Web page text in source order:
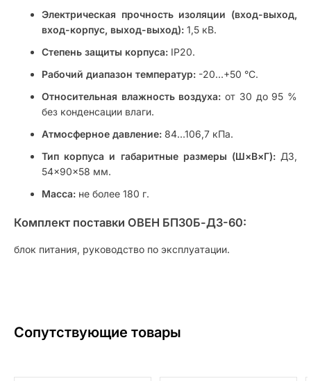
Электрическая прочность изоляции (вход-выход,
вход-корпус, выход-выход): 1,5 кВ.
Степень защиты корпуса: IP20.
Рабочий диапазон температур: -20…+50 °C.
Относительная влажность воздуха: от 30 до 95 %
без конденсации влаги.
Атмосферное давление: 84…106,7 кПа.
Тип корпуса и габаритные размеры (Ш×В×Г):Д3,
54×90×58 мм.
Масса: не более 180 г.
Комплект поставки ОВЕН БП30Б-Д3-60:
блок питания, руководство по эксплуатации.
Сопутствующие товары